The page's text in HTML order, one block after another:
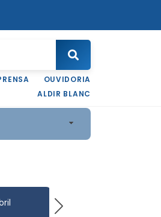
OUVIDORIA
ALDIR BLANC